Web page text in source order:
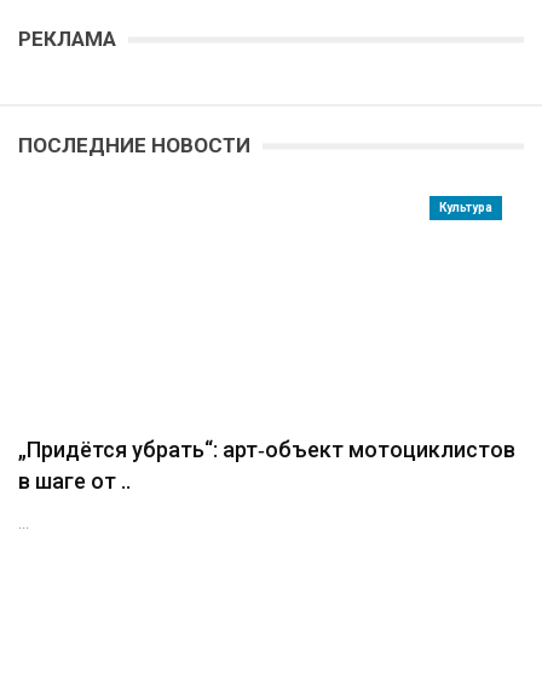
РЕКЛАМА
ПОСЛЕДНИЕ НОВОСТИ
Культура
„Придётся убрать“: арт‑объект мотоциклистов
в шаге от ..
...